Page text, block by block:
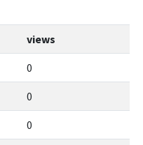
views
0
0
0